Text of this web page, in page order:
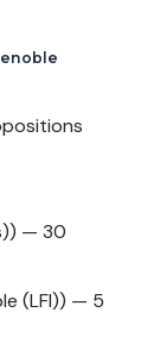
— 30
(LFI)) — 5